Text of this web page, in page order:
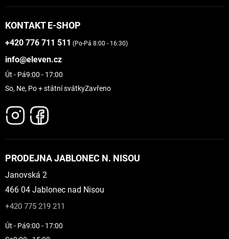
KONTAKT E-SHOP
+420 776 711 511 (Po-Pá 8:00 - 16:30)
info@eleven.cz
Út - Pá9:00 - 17:00
So, Ne, Po + státní svátkyZavřeno
PRODEJNA JABLONEC N. NISOU
Janovská 2
466 04 Jablonec nad Nisou
+420 775 219 211
Út - Pá9:00 - 17:00